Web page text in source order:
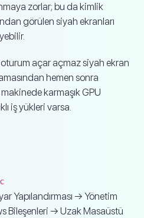
zorlar; bu da kimlik
görülen siyah ekranları
oturum açar açmaz siyah ekran
hemen sonra
karmaşık GPU
iş yükleri varsa.
Yapılandırması → Yönetim
Bileşenleri → Uzak Masaüstü